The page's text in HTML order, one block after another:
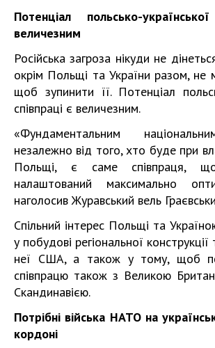
Потенціал польсько-
величезним
Російська загроза нікуди не
окрім Польщі та України разом, не
щоб зупинити її. Потенціал
співпраці є величезним.
«Фундаментальним
незалежно від того, хто буде при
Польщі, є саме співпраця,
налаштований максимально
наголосив Журавський вель
Спільний інтерес Польщі та
у побудові регіональної
неї США, а також у тому, щоб
співпрацю також з Великою
Скандинавією.
Потрібні війська НАТО на
кордоні